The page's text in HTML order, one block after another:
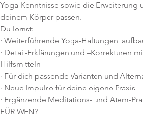
Yoga-Kenntnisse sowie die
deinem Körper passen.
Du lernst:
· Weiterführende Yoga-Haltungen,
· Detail-Erklärungen und –Korrekturen
Hilfsmitteln
· Für dich passende Varianten und
· Neue Impulse für deine eigene Praxis
· Ergänzende Meditations- und Atem-
FÜR WEN?